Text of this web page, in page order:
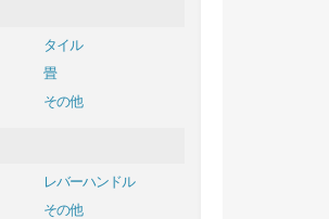
タイル
畳
その他
レバーハンドル
その他